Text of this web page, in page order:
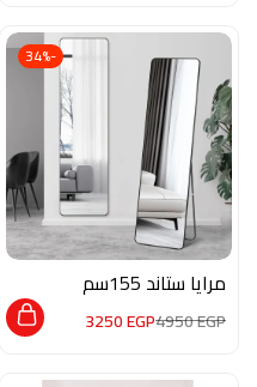
-34%
مرايا ستاند 155سم
فريم اسود معدني
DE023
4950EGP
3250EGP